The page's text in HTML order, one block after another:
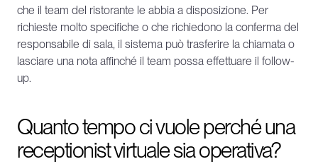
che il team del ristorante le abbia a disposizione. Per
richieste molto specifiche o che richiedono la conferma del
responsabile di sala, il sistema può trasferire la chiamata o
lasciare una nota affinché il team possa effettuare il follow-
up.
Quanto tempo ci vuole perché una
receptionist virtuale sia operativa?